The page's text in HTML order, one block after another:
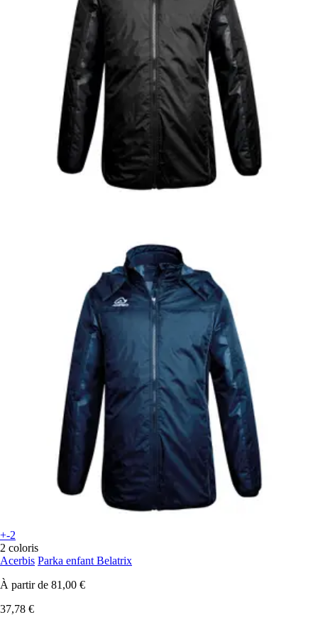
+-2
2 coloris
Acerbis Parka enfant Belatrix
À partir de 81,00 €
37,78 €